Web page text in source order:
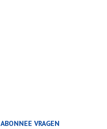
ABONNEE VRAGEN